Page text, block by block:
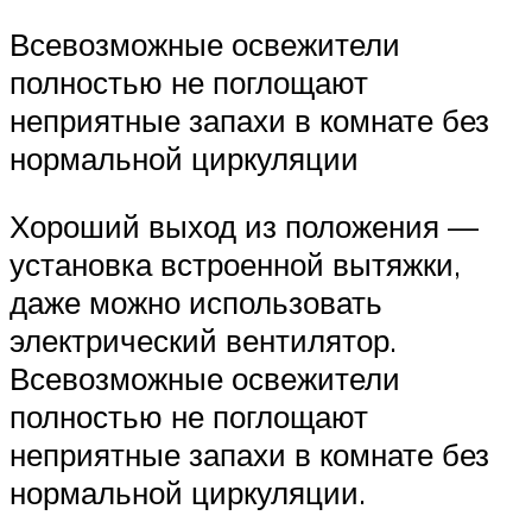
Всевозможные освежители
полностью не поглощают
неприятные запахи в комнате без
нормальной циркуляции
Хороший выход из положения —
установка встроенной вытяжки,
даже можно использовать
электрический вентилятор.
Всевозможные освежители
полностью не поглощают
неприятные запахи в комнате без
нормальной циркуляции.